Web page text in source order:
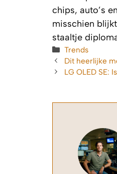
chips, auto’s
misschien
staaltje
Categorieën
Trends
Dit heerlijke
LG OLED SE: